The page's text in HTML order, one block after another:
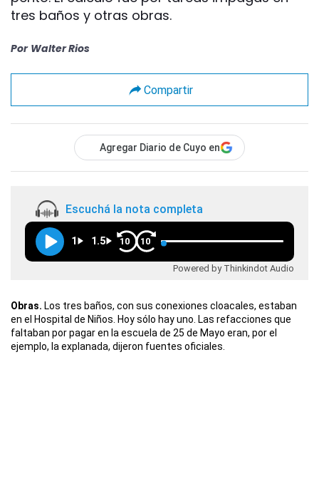
tres baños y otras obras.
Por Walter Rios
Compartir
Agregar Diario de Cuyo en
Escuchá la nota completa
1 1.5 10 10
Powered by Thinkindot Audio
Obras. Los tres baños, con sus conexiones cloacales, estaban
en el Hospital de Niños. Hoy sólo hay uno. Las refacciones que
faltaban por pagar en la escuela de 25 de Mayo eran, por el
ejemplo, la explanada, dijeron fuentes oficiales.